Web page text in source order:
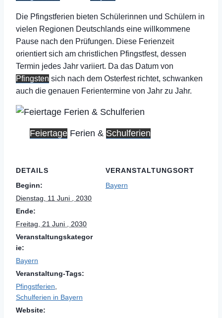
Die Pfingstferien bieten Schülerinnen und Schülern in
vielen Regionen Deutschlands eine willkommene
Pause nach den Prüfungen. Diese Ferienzeit
orientiert sich am christlichen Pfingstfest, dessen
Termin jedes Jahr variiert. Da das Datum von
Pfingsten sich nach dem Osterfest richtet, schwanken
auch die genauen Ferientermine von Jahr zu Jahr.
Feiertage Ferien & Schulferien
DETAILS
Beginn:
Dienstag, 11 Juni , 2030
Ende:
Freitag, 21 Juni , 2030
Veranstaltungskategor
ie:
Bayern
Veranstaltung-Tags:
Pfingstferien
Schulferien in Bayern
Website:
VERANSTALTUNGSORT
Bayern